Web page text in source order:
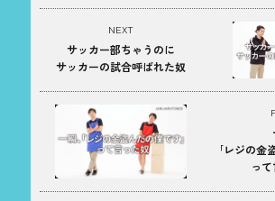
｢レジの金
っ
NEXT
サッカー部ちゃうのに
サッカーの試合呼ばれた奴